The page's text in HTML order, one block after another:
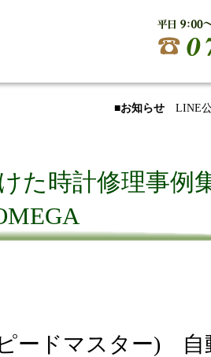
■お知らせ LINE
た時計修理事例
ピードマスター) 自